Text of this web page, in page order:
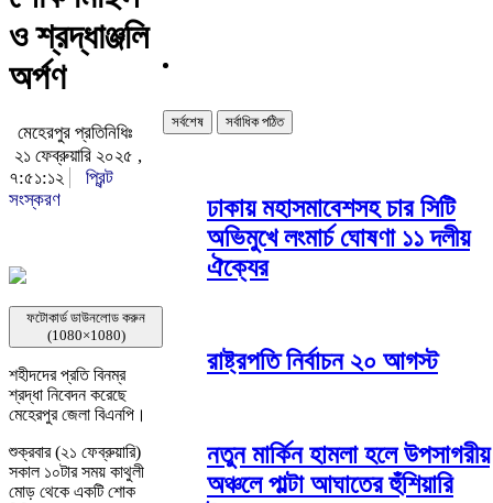
ও শ্রদ্ধাঞ্জলি
অর্পণ
মেহেরপুর প্রতিনিধিঃ
২১ ফেব্রুয়ারি ২০২৫ ,
৭:৫১:১২
প্রিন্ট
সংস্করণ
ফটোকার্ড ডাউনলোড করুন
(1080×1080)
শহীদদের প্রতি বিনম্র
শ্রদ্ধা নিবেদন করেছে
মেহেরপুর জেলা বিএনপি।
শুক্রবার (২১ ফেব্রুয়ারি)
সকাল ১০টার সময় কাথুলী
মোড় থেকে একটি শোক
সর্বশেষ সর্বাধিক পঠিত
ঢাকায় মহাসমাবেশসহ চার সিটি
অভিমুখে লংমার্চ ঘোষণা ১১ দলীয়
ঐক্যের
রাষ্ট্রপতি নির্বাচন ২০ আগস্ট
নতুন মার্কিন হামলা হলে উপসাগরীয়
অঞ্চলে পাল্টা আঘাতের হুঁশিয়ারি